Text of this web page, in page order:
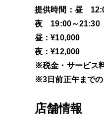
提供時間：昼
夜 19:00～21:30
昼：¥10,000
夜：¥12,000
※税金・サービス
※3日前正午までの
店舗情報